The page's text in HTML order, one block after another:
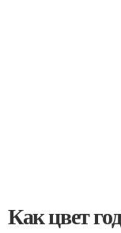
Как цвет